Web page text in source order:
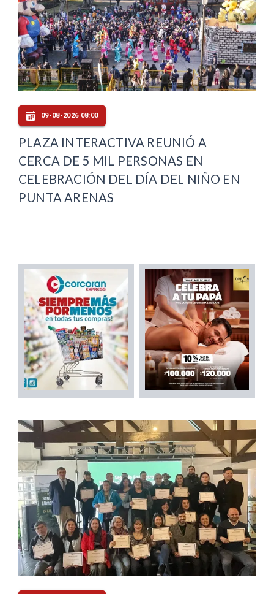
09-08-2026 08:00
PLAZA INTERACTIVA REUNIÓ A
CERCA DE 5 MIL PERSONAS EN
CELEBRACIÓN DEL DÍA DEL NIÑO EN
PUNTA ARENAS